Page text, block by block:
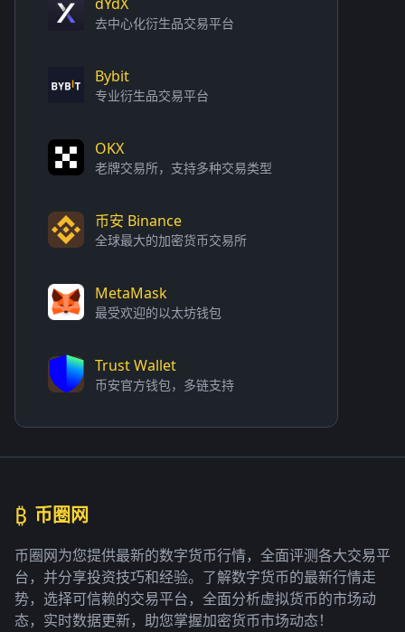
去中心化衍生品交易平台
Bybit
专业衍生品交易平台
OKX
老牌交易所，支持多种交易类型
币安 Binance
全球最大的加密货币交易所
MetaMask
最受欢迎的以太坊钱包
Trust Wallet
币安官方钱包，多链支持
₿ 币圈网
币圈网为您提供最新的数字货币行情，全面评测各大交易平
台，并分享投资技巧和经验。了解数字货币的最新行情走
势，选择可信赖的交易平台，全面分析虚拟货币的市场动
态，实时数据更新，助您掌握加密货币市场动态！